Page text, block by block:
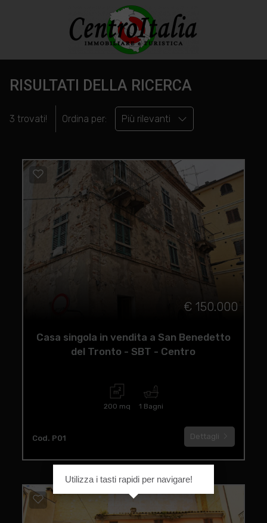
RISULTATI DELLA RICERCA
3 trovati! Ordina per: Più rilevanti
€ 150.000
Casa singola in vendita a San Benedetto
del Tronto - SBT - Centro
200 mq 1 Bagni
Cod. P01 Dettagli
Utilizza i tasti rapidi per navigare!